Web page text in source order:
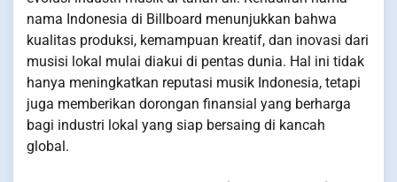
nama Indonesia di Billboard menunjukkan bahwa
kualitas produksi, kemampuan kreatif, dan inovasi dari
musisi lokal mulai diakui di pentas dunia. Hal ini tidak
hanya meningkatkan reputasi musik Indonesia, tetapi
juga memberikan dorongan finansial yang berharga
bagi industri lokal yang siap bersaing di kancah
global.